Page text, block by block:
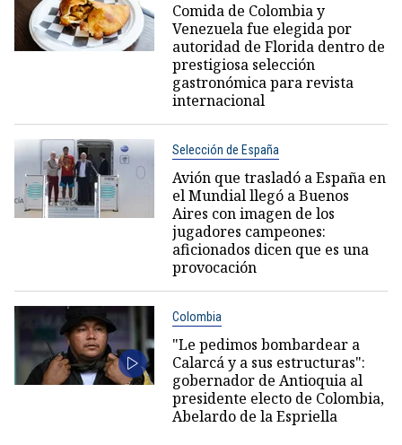
Comida de Colombia y
Venezuela fue elegida por
autoridad de Florida dentro de
prestigiosa selección
gastronómica para revista
internacional
Selección de España
Avión que trasladó a España en
el Mundial llegó a Buenos
Aires con imagen de los
jugadores campeones:
aficionados dicen que es una
provocación
Colombia
"Le pedimos bombardear a
Calarcá y a sus estructuras":
gobernador de Antioquia al
presidente electo de Colombia,
Abelardo de la Espriella